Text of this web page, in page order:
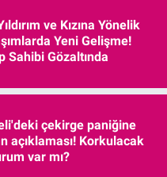
ve Kızına Yönelik
Yeni Gelişme!
Sahibi Gözaltında
çekirge paniğine
açıklaması! Korkulacak
var mı?